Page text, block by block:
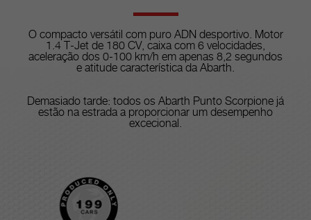
O compacto versátil com puro ADN desportivo. Motor
1.4 T-Jet de 180 CV, caixa com 6 velocidades,
aceleração dos 0-100 km/h em apenas 8,2 segundos
e atitude característica da Abarth.
Demasiado tarde: todos os Abarth Punto Scorpione já
estão na estrada a proporcionar um desempenho
excecional.